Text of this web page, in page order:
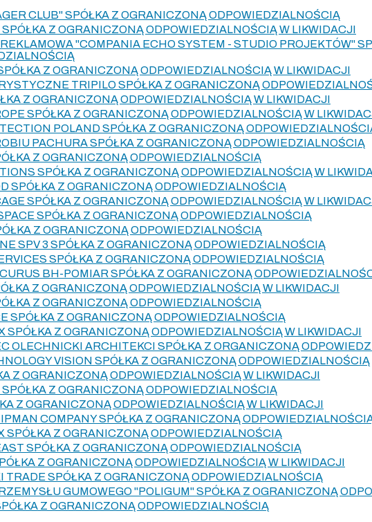
CLUB" SPÓŁKA Z OGRANICZONĄ ODPOWIEDZIALNOŚCIĄ
Z OGRANICZONĄ ODPOWIEDZIALNOŚCIĄ W LIKWIDACJI
"COMPANIA ECHO SYSTEM - STUDIO PROJEKTÓW"
Z OGRANICZONĄ ODPOWIEDZIALNOŚCIĄ W LIKWIDACJI
TRIPILO SPÓŁKA Z OGRANICZONĄ
Z OGRANICZONĄ ODPOWIEDZIALNOŚCIĄ W LIKWIDACJI
SPÓŁKA Z OGRANICZONĄ ODPOWIEDZIALNOŚCIĄ W
POLAND SPÓŁKA Z OGRANICZONĄ
PACHURA SPÓŁKA Z OGRANICZONĄ ODPOWIEDZIALNOŚCIĄ
Z OGRANICZONĄ ODPOWIEDZIALNOŚCIĄ
SPÓŁKA Z OGRANICZONĄ ODPOWIEDZIALNOŚCIĄ W
SPÓŁKA Z OGRANICZONĄ ODPOWIEDZIALNOŚCIĄ
SPÓŁKA Z OGRANICZONĄ ODPOWIEDZIALNOŚCIĄ W
SPÓŁKA Z OGRANICZONĄ ODPOWIEDZIALNOŚCIĄ
Z OGRANICZONĄ ODPOWIEDZIALNOŚCIĄ
SPV 3 SPÓŁKA Z OGRANICZONĄ ODPOWIEDZIALNOŚCIĄ
SPÓŁKA Z OGRANICZONĄ ODPOWIEDZIALNOŚCIĄ
BH-POMIAR SPÓŁKA Z OGRANICZONĄ
Z OGRANICZONĄ ODPOWIEDZIALNOŚCIĄ W LIKWIDACJI
Z OGRANICZONĄ ODPOWIEDZIALNOŚCIĄ
SPÓŁKA Z OGRANICZONĄ ODPOWIEDZIALNOŚCIĄ
SPÓŁKA Z OGRANICZONĄ ODPOWIEDZIALNOŚCIĄ W LIKWIDACJI
OLECHNICKI ARCHITEKCI SPÓŁKA Z ORGANICZONĄ
VISION SPÓŁKA Z OGRANICZONĄ ODPOWIEDZIALNOŚCIĄ
Z OGRANICZONĄ ODPOWIEDZIALNOŚCIĄ W LIKWIDACJI
Z OGRANICZONĄ ODPOWIEDZIALNOŚCIĄ
Z OGRANICZONĄ ODPOWIEDZIALNOŚCIĄ W LIKWIDACJI
COMPANY SPÓŁKA Z OGRANICZONĄ
SPÓŁKA Z OGRANICZONĄ ODPOWIEDZIALNOŚCIĄ
SPÓŁKA Z OGRANICZONĄ ODPOWIEDZIALNOŚCIĄ
Z OGRANICZONĄ ODPOWIEDZIALNOŚCIĄ W LIKWIDACJI
TRADE SPÓŁKA Z OGRANICZONĄ ODPOWIEDZIALNOŚCIĄ
GUMOWEGO "POLIGUM" SPÓŁKA Z OGRANICZONĄ
Z OGRANICZONĄ ODPOWIEDZIALNOŚCIĄ